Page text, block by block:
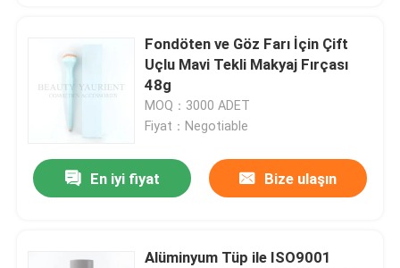
Fondöten ve Göz Farı İçin Çift
Uçlu Mavi Tekli Makyaj Fırçası
48g
MOQ：3000 ADET
Fiyat：Negotiable
En iyi fiyat Bize ulaşın
Alüminyum Tüp ile ISO9001